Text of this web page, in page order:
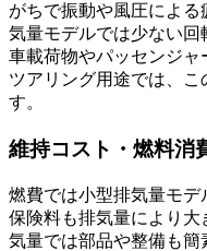
がちで振動や風圧によ
気量モデルでは少ない
車載荷物やパッセンジャ
ツアリング用途では、こ
す。
維持コスト・燃料消
燃費では小型排気量モ
保険料も排気量により
気量では部品や整備も